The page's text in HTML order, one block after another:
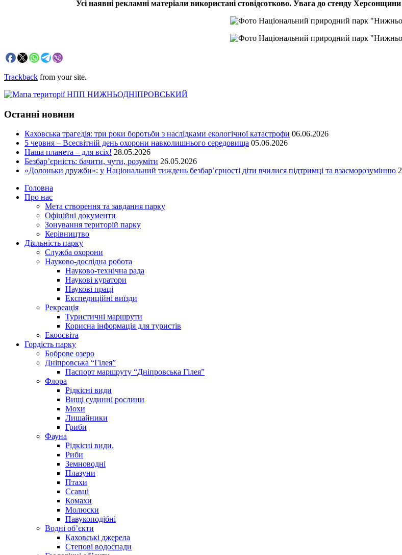
Усі наявні рекламні матеріали використані стовідсотково. Увага до стенду
Trackback from your site.
Останні новини
Каховська трагедія: три роки боротьби з наслідками екологічної катастрофи 06.06.2026
5 червня – Всесвітній день охорони навколишнього середовища 05.06.2026
Наша планета – для всіх! 28.05.2026
Безбар’єрність: бачити, чути, розуміти 26.05.2026
«Долоньки дружби»: у Національний тиждень безбар’єрності діти вчилися підтримці та взаєморозумінню
Головна
Про нас
Мета створення та завдання парку
Офіційні документи
Зонування територій парку
Керівництво
Діяльність парку
Служба охорони
Науково-дослідна робота
Науково-технічна рада
Наукові куратори
Наукові праці
Експедиційні виїзди
Рекреація
Туристичні маршрути
Корисна інформація для туристів
Екоосвіта
Гордість парку
Боброве озеро
Дніпровська “Гілея”
Паспорт маршруту “Дніпровська Гілея”
Флора
Рідкісні види
Вищі судинні рослини
Мохи
Лишайники
Гриби
Фауна
Рідкісні види.
Риби
Земноводні
Плазуни
Птахи
Ссавці
Комахи
Молюски
Павукоподібні
Водні об’єкти
Каховські джерела
Степові водоспади